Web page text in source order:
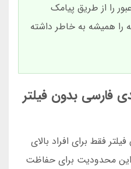
را از طریق پیامک
را همیشه به خاطر داشته
فارسی بدون فیلتر
فقط برای افراد بالای
محدودیت برای حفاظت